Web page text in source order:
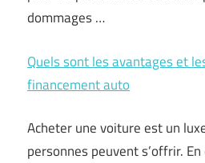
dommages …
Quels sont les avantages et
financement auto
Acheter une voiture est un
personnes peuvent s’offrir.